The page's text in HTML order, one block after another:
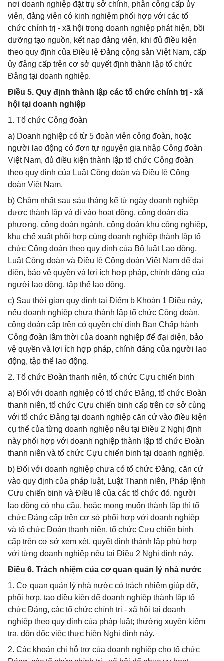
nơi doanh nghiệp đặt trụ sở chính, phân công cấp ủy
viên, đảng viên có kinh nghiệm phối hợp với các tổ
chức chính trị - xã hội trong doanh nghiệp phát hiện, bồi
dưỡng tạo nguồn, kết nạp đảng viên, khi đủ điều kiện
theo quy định của Điều lệ Đảng cộng sản Việt Nam, cấp
ủy đảng cấp trên cơ sở quyết định thành lập tổ chức
Đảng tại doanh nghiệp.
Điều 5. Quy định thành lập các tổ chức chính trị - xã
hội tại doanh nghiệp
1. Tổ chức Công đoàn
a) Doanh nghiệp có từ 5 đoàn viên công đoàn, hoặc
người lao động có đơn tự nguyện gia nhập Công đoàn
Việt Nam, đủ điều kiện thành lập tổ chức Công đoàn
theo quy định của Luật Công đoàn và Điều lệ Công
đoàn Việt Nam.
b) Chậm nhất sau sáu tháng kể từ ngày doanh nghiệp
được thành lập và đi vào hoạt động, công đoàn địa
phương, công đoàn ngành, công đoàn khu công nghiệp,
khu chế xuất phối hợp cùng doanh nghiệp thành lập tổ
chức Công đoàn theo quy định của Bộ luật Lao động,
Luật Công đoàn và Điều lệ Công đoàn Việt Nam để đại
diện, bảo vệ quyền và lợi ích hợp pháp, chính đáng của
người lao động, tập thể lao động.
c) Sau thời gian quy định tại Điểm b Khoản 1 Điều này,
nếu doanh nghiệp chưa thành lập tổ chức Công đoàn,
công đoàn cấp trên có quyền chỉ định Ban Chấp hành
Công đoàn lâm thời của doanh nghiệp để đại diện, bảo
vệ quyền và lợi ích hợp pháp, chính đáng của người lao
động, tập thể lao động.
2. Tổ chức Đoàn thanh niên, tổ chức Cựu chiến binh
a) Đối với doanh nghiệp có tổ chức Đảng, tổ chức Đoàn
thanh niên, tổ chức Cựu chiến binh cấp trên cơ sở cùng
với tổ chức Đảng tại doanh nghiệp căn cứ vào điều kiện
cụ thể của từng doanh nghiệp nêu tại Điều 2 Nghị định
này phối hợp với doanh nghiệp thành lập tổ chức Đoàn
thanh niên và tổ chức Cựu chiến binh tại doanh nghiệp.
b) Đối với doanh nghiệp chưa có tổ chức Đảng, căn cứ
vào quy định của pháp luật, Luật Thanh niên, Pháp lệnh
Cựu chiến binh và Điều lệ của các tổ chức đó, người
lao động có nhu cầu, hoặc mong muốn thành lập thì tổ
chức Đảng cấp trên cơ sở phối hợp với doanh nghiệp
và tổ chức Đoàn thanh niên, tổ chức Cựu chiến binh
cấp trên cơ sở xem xét, quyết định thành lập phù hợp
với từng doanh nghiệp nêu tại Điều 2 Nghị định này.
Điều 6. Trách nhiệm của cơ quan quản lý nhà nước
1. Cơ quan quản lý nhà nước có trách nhiệm giúp đỡ,
phối hợp, tạo điều kiện để doanh nghiệp thành lập tổ
chức Đảng, các tổ chức chính trị - xã hội tại doanh
nghiệp theo quy định của pháp luật; thường xuyên kiểm
tra, đôn đốc việc thực hiện Nghị định này.
2. Các khoản chi hỗ trợ của doanh nghiệp cho tổ chức